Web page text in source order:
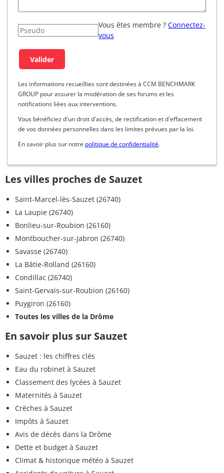
Vous êtes membre ? Connectez-
vous
Les informations recueillies sont destinées à CCM BENCHMARK
GROUP pour assurer la modération de ses forums et les
notifications liées aux interventions.
Vous bénéficiez d'un droit d'accès, de rectification et d'effacement
de vos données personnelles dans les limites prévues par la loi.
En savoir plus sur notre politique de confidentialité.
Les villes proches de Sauzet
Saint-Marcel-lès-Sauzet (26740)
La Laupie (26740)
Bonlieu-sur-Roubion (26160)
Montboucher-sur-Jabron (26740)
Savasse (26740)
La Bâtie-Rolland (26160)
Condillac (26740)
Saint-Gervais-sur-Roubion (26160)
Puygiron (26160)
Toutes les villes de la Drôme
En savoir plus sur Sauzet
Sauzet : les chiffres clés
Eau du robinet à Sauzet
Classement des lycées à Sauzet
Maternités à Sauzet
Crèches à Sauzet
Impôts à Sauzet
Avis de décès dans la Drôme
Dette et budget à Sauzet
Climat & historique météo à Sauzet